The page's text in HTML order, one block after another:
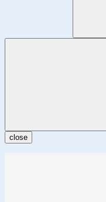
close